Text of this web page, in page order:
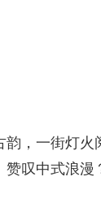
韵，一街灯
叹中式浪漫